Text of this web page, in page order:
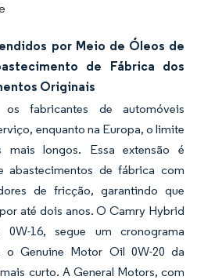
por Meio de Óleos de
de Fábrica dos
Originais
fabricantes de automóveis
enquanto na Europa, o limite
longos. Essa extensão é
abastecimentos de fábrica com
de fricção, garantindo que
até dois anos. O Camry Hybrid
16, segue um cronograma
o Genuine Motor Oil 0W-20 da
curto. A General Motors, com